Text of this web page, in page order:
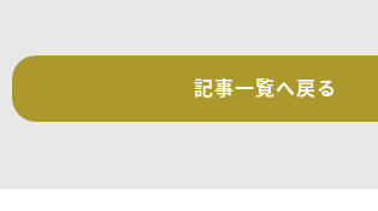
記事一覧へ戻る